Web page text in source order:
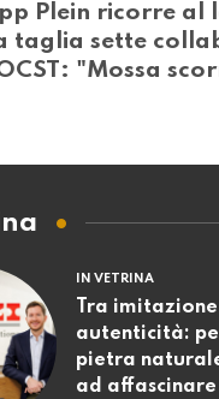
Plein ricorre al
taglia sette
"Mossa
IN VETRINA
Tra
autenticità:
pietra
ad affascinare